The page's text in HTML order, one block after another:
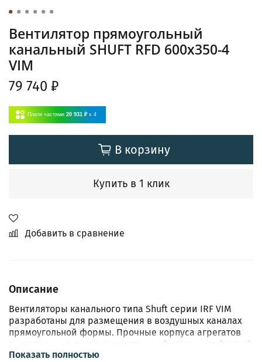
Вентилятор прямоугольный
канальный SHUFT RFD 600х350-4
VIM
79 740 ₽
Плати частями 20 931 ₽ x 4
В корзину
Купить в 1 клик
Добавить в сравнение
Описание
Вентиляторы канального типа Shuft серии IRF VIM
разработаны для размещения в воздушных каналах
прямоугольной формы. Прочные корпуса агрегатов
выполнены из высококачественной стали, устойчивой
к воздействию окружающей среды и образованию
Показать полностью